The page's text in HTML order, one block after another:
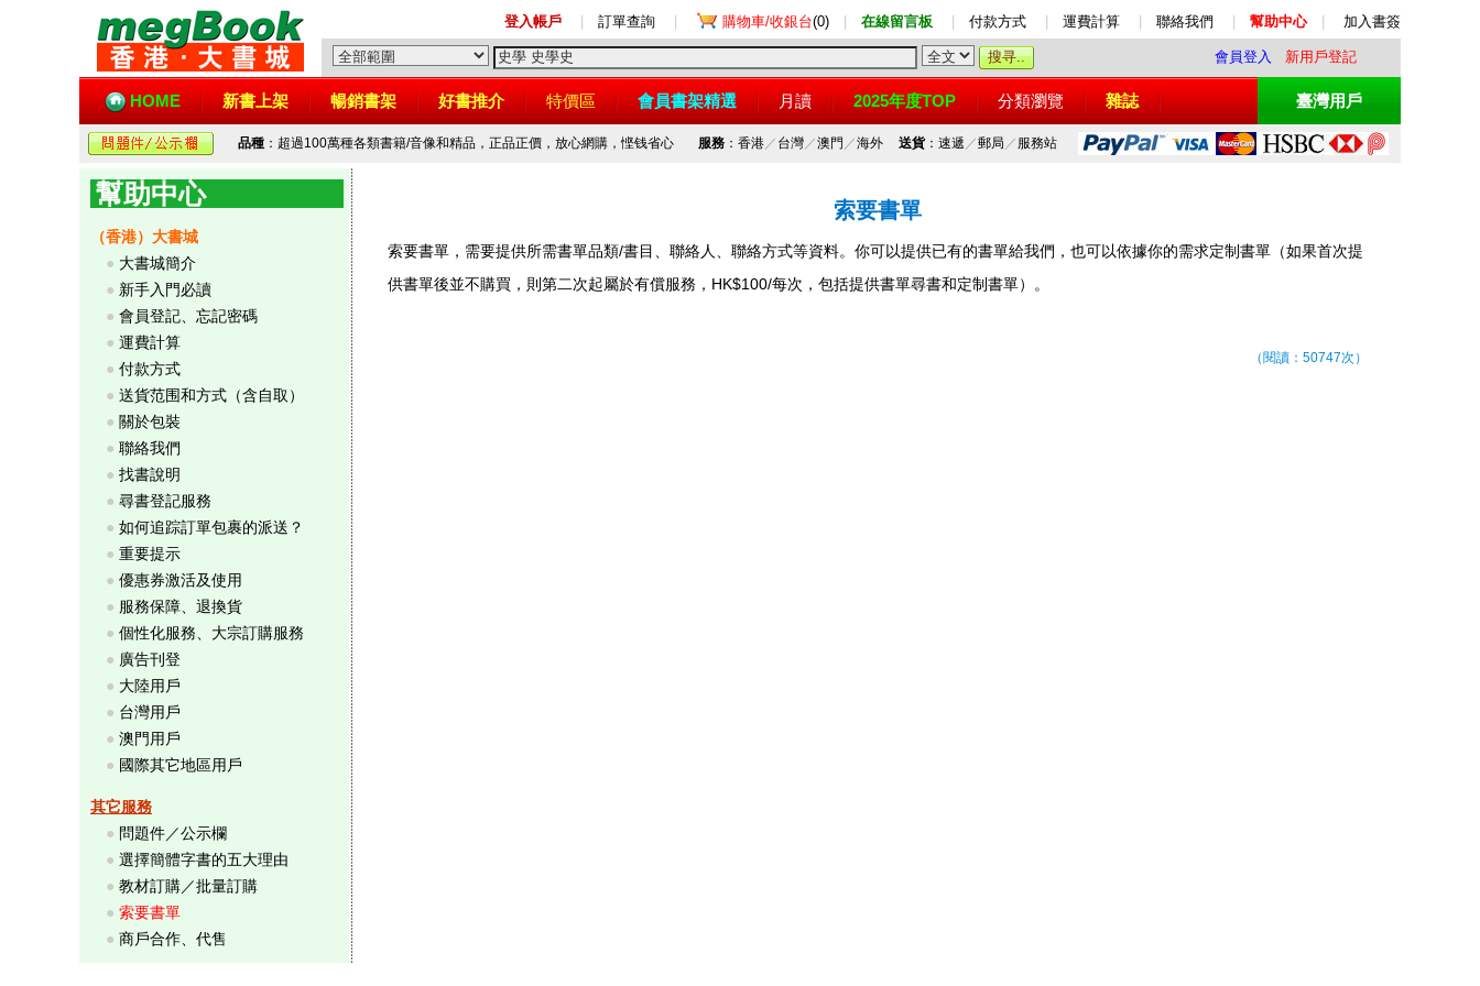
登入帳戶 訂單查詢 購物車/收銀台(0) 在線留言板 付款方式 運費計算 聯絡我們 幫助中心 加入書簽
會員登入 新用戶登記
HOME 新書上架 暢銷書架 好書推介 特價區 會員書架精選 月讀 2025年度TOP 分類瀏覽 雜誌 臺灣用戶
品種 ：超過100萬種各類書籍/音像和精品，正品正價，放心網購，悭钱省心 服務：香港／ 台灣／澳門 ／海外 送貨：速遞 ／郵局 ／ 服務站
幫助中心
（香港）大書城
● 大書城簡介
● 新手入門必讀
● 會員登記、忘記密碼
● 運費計算
● 付款方式
● 送貨范围和方式（含自取）
● 關於包裝
● 聯絡我們
● 找書說明
● 尋書登記服務
● 如何追踪訂單包裹的派送？
● 重要提示
● 優惠券激活及使用
● 服務保障、退換貨
● 個性化服務、大宗訂購服務
● 廣告刊登
● 大陸用戶
● 台灣用戶
● 澳門用戶
● 國際其它地區用戶
其它服務
● 問題件／公示欄
● 選擇簡體字書的五大理由
● 教材訂購／批量訂購
● 索要書單
● 商戶合作、代售
索要書單
索要書單，需要提供所需書單品類/書目、聯絡人、聯絡方式等資料。你可以提供已有的書單給我們，也可以依據你的需求定制書單（如果首次提
供書單後並不購買，則第二次起屬於有償服務，HK$100/每次，包括提供書單尋書和定制書單）。
（閱讀：50747次）